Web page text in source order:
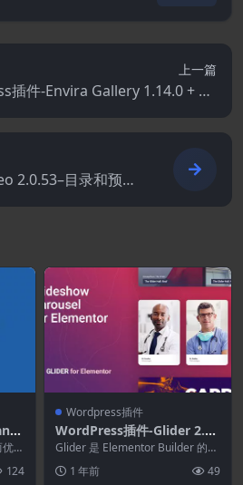
上一篇
插件-Envira Gallery 1.14.0 + Ad
高级WordPress Gallery插件
2.0.53–目录和预订
雅
124
Wordpress插件
WordPress插件-Glider 2.0.
9–Elementor的幻灯片和滑
块
Glider 是 Elementor Builder 的滑
1 年前 49